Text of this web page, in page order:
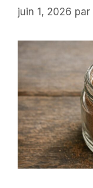
juin 1, 2026 par